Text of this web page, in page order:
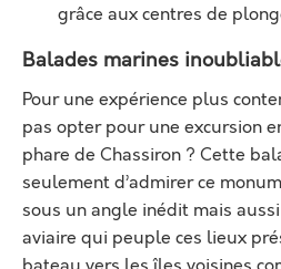
grâce aux centres de
Balades marines
Pour une expérience plus
pas opter pour une excursion
phare de Chassiron ? Cette
seulement d’admirer ce
sous un angle inédit mais
aviaire qui peuple ces lieux